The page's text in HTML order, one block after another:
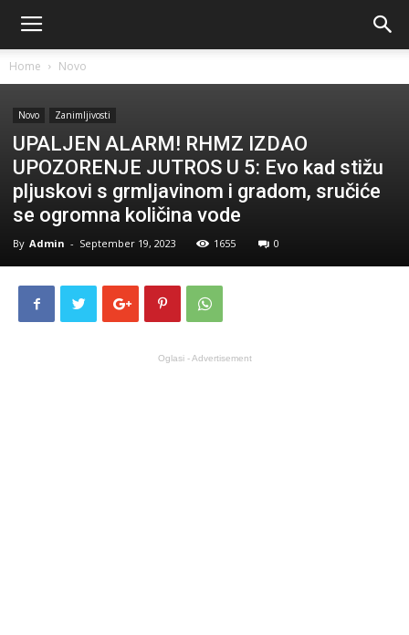
Home Novo
Novo Zanimljivosti
UPALJEN ALARM! RHMZ IZDAO
UPOZORENJE JUTROS U 5: Evo kad stižu
pljuskovi s grmljavinom i gradom, sručiće
se ogromna količina vode
By Admin - September 19, 2023 1655 0
Oglasi - Advertisement